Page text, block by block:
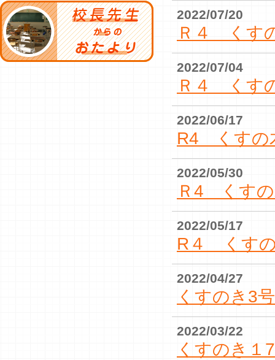
2022/07/20
Ｒ４ くす
2022/07/04
Ｒ４ くす
2022/06/17
R4 くすの
2022/05/30
Ｒ4 くす
2022/05/17
R４ くす
2022/04/27
くすのき3号
2022/03/22
くすのき１